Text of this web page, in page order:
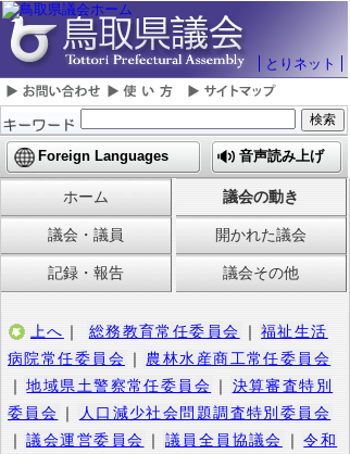
とりネット
Foreign Languages 音声読み上げ
ホーム 議会の動き
議会・議員 開かれた議会
記録・報告 議会その他
上へ ｜ 総務教育常任委員会 ｜ 福祉生活
病院常任委員会 ｜
農林水産商工常任委員会
｜ 地域県土警察常任委員会 ｜
決算審査特別
委員会 ｜
人口減少社会問題調査特別委員会
｜ 議会運営委員会 ｜ 議員全員協議会 ｜ 令和